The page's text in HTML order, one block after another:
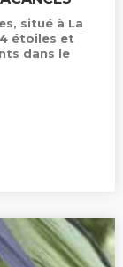
situé à La
étoiles et
dans le